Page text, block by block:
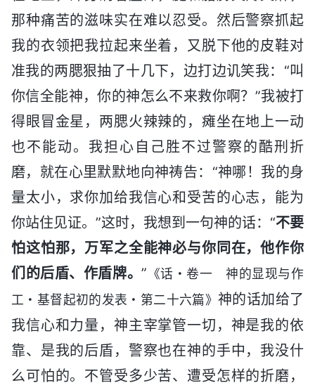
那种痛苦的滋味实在难以忍受。然后警察抓起
我的衣领把我拉起来坐着，又脱下他的皮鞋对
准我的两腮狠抽了十几下，边打边讥笑我：“叫
你信全能神，你的神怎么不来救你啊？”我被打
得眼冒金星，两腮火辣辣的，瘫坐在地上一动
也不能动。我担心自己胜不过警察的酷刑折
磨，就在心里默默地向神祷告：“神哪！我的身
量太小，求你加给我信心和受苦的心志，能为
你站住见证。”这时，我想到一句神的话：“不要
怕这怕那，万军之全能神必与你同在，他作你
们的后盾、作盾牌。” 《话・卷一 神的显现与作
工・基督起初的发表・第二十六篇》 神的话加给了
我信心和力量，神主宰掌管一切，神是我的依
靠、是我的后盾，警察也在神的手中，我没什
么可怕的。不管受多少苦、遭受怎样的折磨，